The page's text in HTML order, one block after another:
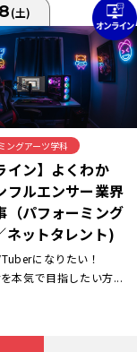
(土)
ングアーツ学科
イン】よくわか
フルエンサー業界
（パフォーミング
ネットタレント)
になりたい！
本気で目指したい方...